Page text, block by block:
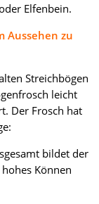
Elfenbein.
Aussehen zu
Streichbögen
leicht
Der Frosch hat
bildet der
Können